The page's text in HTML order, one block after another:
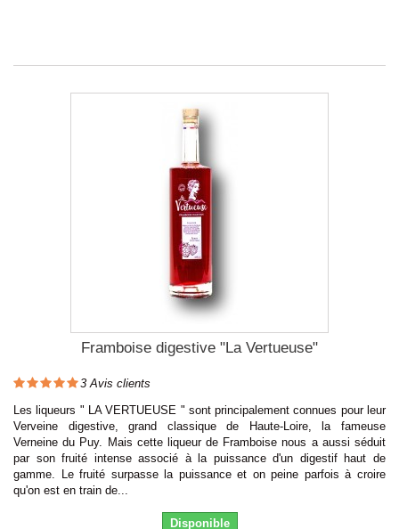
Framboise digestive "La Vertueuse"
3 Avis clients
Les liqueurs " LA VERTUEUSE " sont principalement connues pour leur
Verveine digestive, grand classique de Haute-Loire, la fameuse
Verneine du Puy. Mais cette liqueur de Framboise nous a aussi séduit
par son fruité intense associé à la puissance d'un digestif haut de
gamme. Le fruité surpasse la puissance et on peine parfois à croire
qu'on est en train de...
Disponible